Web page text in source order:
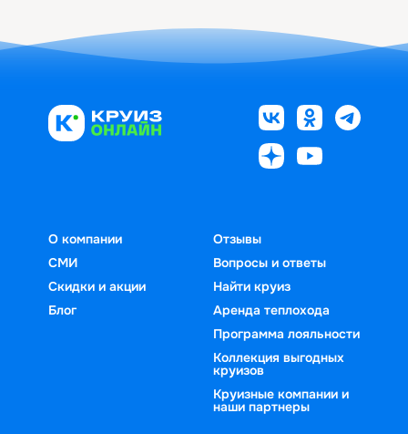
О компании
СМИ
Скидки и акции
Блог
Отзывы
Вопросы и ответы
Найти круиз
Аренда теплохода
Программа лояльности
Коллекция выгодных
круизов
Круизные компании и
наши партнеры